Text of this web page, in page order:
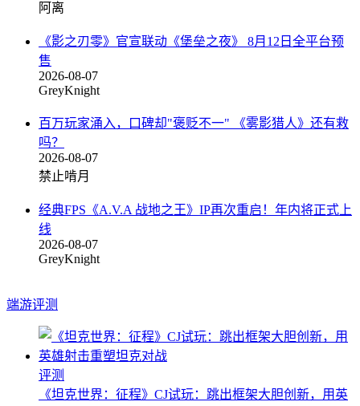
阿离
《影之刃零》官宣联动《堡垒之夜》 8月12日全平台预
售
2026-08-07
GreyKnight
百万玩家涌入，口碑却"褒贬不一" 《雾影猎人》还有救
吗？
2026-08-07
禁止啃月
经典FPS《A.V.A 战地之王》IP再次重启！年内将正式上
线
2026-08-07
GreyKnight
端游评测
评测
《坦克世界：征程》CJ试玩：跳出框架大胆创新，用英